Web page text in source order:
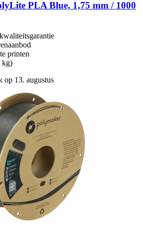
PLA Blue, 1,75 mm / 1000
printen
kg)
op 13. augustus